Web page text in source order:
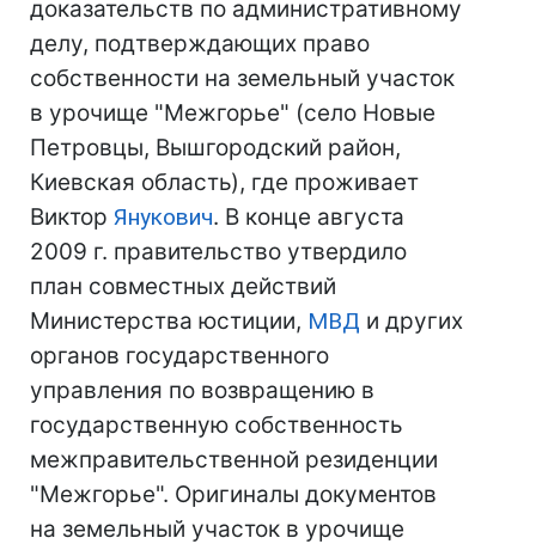
доказательств по административному
делу, подтверждающих право
собственности на земельный участок
в урочище "Межгорье" (село Новые
Петровцы, Вышгородский район,
Киевская область), где проживает
Виктор Янукович. В конце августа
2009 г. правительство утвердило
план совместных действий
Министерства юстиции, МВД и других
органов государственного
управления по возвращению в
государственную собственность
межправительственной резиденции
"Межгорье". Оригиналы документов
на земельный участок в урочище